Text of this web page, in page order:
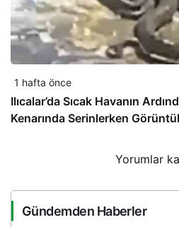
1 hafta önce
Ilıcalar’da Sıcak Havanın
Kenarında Serinlerken
Yorumlar
Gündemden Haberler